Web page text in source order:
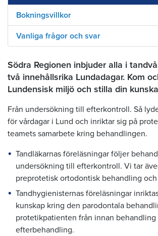
Bokningsvillkor
Vanliga frågor och svar
Södra Regionen inbjuder alla i
två innehållsrika Lundadagar. Kom
Lundensisk miljö och stilla din
Från undersökning till efterkontroll. Så
för vårdagar i Lund och inriktar sig på
teamets samarbete kring behandlingen.
Tandläkarnas föreläsningar följer
undersökning till efterkontroll. Vi tar
preprotetisk ortodontisk behandling
Tandhygienisternas föreläsningar
kunskap kring den parodontala
protetikpatienten från innan behandling
efterbehandling.